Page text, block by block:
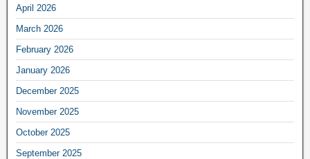
April 2026
March 2026
February 2026
January 2026
December 2025
November 2025
October 2025
September 2025